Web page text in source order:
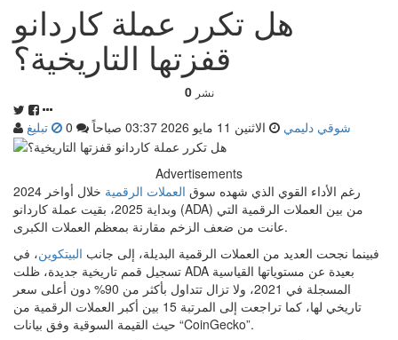
هل تكرر عملة كاردانو
قفزتها التاريخية؟
0 نشر
شوقي دليمي الاثنين 11 مايو 2026 03:37 صباحاً تبليغ
Advertisements
رغم الأداء القوي الذي شهده سوق العملات الرقمية
خلال أواخر 2024
وبداية 2025، بقيت عملة كاردانو (ADA) من بين العملات الرقمية التي
عانت من ضعف الزخم مقارنة بمعظم العملات الكبرى.
فبينما نجحت العديد من العملات الرقمية البديلة، إلى جانب البيتكوين، في
تسجيل قمم تاريخية جديدة، ظلت ADA بعيدة عن مستوياتها القياسية
المسجلة في 2021، ولا تزال تتداول بأكثر من 90% دون أعلى سعر
تاريخي لها، كما تراجعت إلى المرتبة 15 بين أكبر العملات الرقمية من
حيث القيمة السوقية وفق بيانات “CoinGecko”.